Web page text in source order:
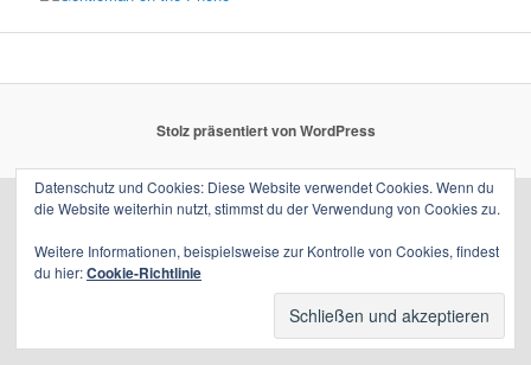
Stolz präsentiert von WordPress
Datenschutz und Cookies: Diese Website verwendet Cookies. Wenn du
die Website weiterhin nutzt, stimmst du der Verwendung von Cookies zu.
Weitere Informationen, beispielsweise zur Kontrolle von Cookies, findest
du hier:Cookie-Richtlinie